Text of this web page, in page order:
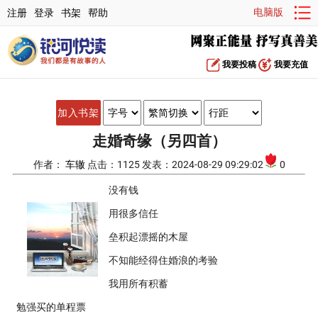
注册 登录 书架 帮助 电脑版
我要投稿 我要充值
加入书架
走婚奇缘（另四首）
作者： 车辙 点击：1125 发表：2024-08-29 09:29:02 0
没有钱
用很多信任
垒积起漂摇的木屋
不知能经得住婚浪的考验
我用所有积蓄
勉强买的单程票